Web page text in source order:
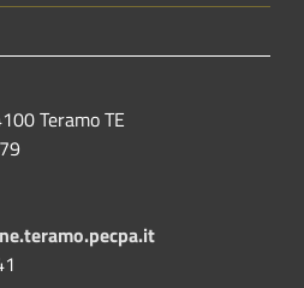
Teramo TE